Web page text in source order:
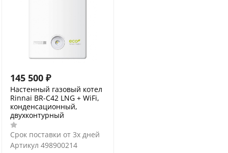
145 500 ₽
Настенный газовый котел
Rinnai BR-C42 LNG + WiFi,
конденсационный,
двухконтурный
Срок поставки от 3х дней
Артикул 498900214